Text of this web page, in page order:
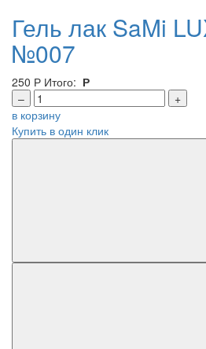
Гель лак SaMi
№007
250 Р Итого: Р
–
+
в корзину
Купить в один клик